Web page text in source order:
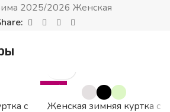
2025/2026 Женская
с
-52%
Женская зимняя куртка с